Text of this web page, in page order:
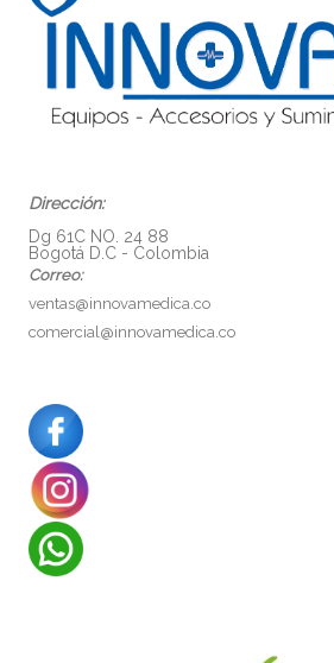
Dirección:
Dg 61C NO. 24 88
Bogotá D.C - Colombia
Correo:
ventas@innovamedica.co
comercial@innovamedica.co